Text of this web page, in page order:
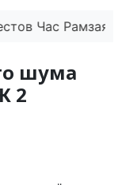
Час Рамзая
шума
2